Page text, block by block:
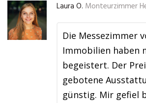
Laura O. Monteurzimmer
Die Messezimmer
Immobilien haben
begeistert. Der
gebotene
günstig. Mir gefiel